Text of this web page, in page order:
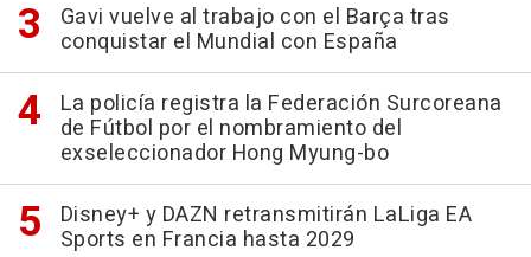
Gavi vuelve al trabajo con el Barça tras
conquistar el Mundial con España
La policía registra la Federación Surcoreana
de Fútbol por el nombramiento del
exseleccionador Hong Myung-bo
Disney+ y DAZN retransmitirán LaLiga EA
Sports en Francia hasta 2029